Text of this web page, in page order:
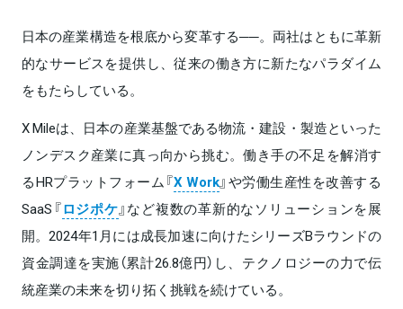
日本の産業構造を根底から変革する──。両社はともに革新
的なサービスを提供し、従来の働き方に新たなパラダイム
をもたらしている。
X Mileは、日本の産業基盤である物流・建設・製造といった
ノンデスク産業に真っ向から挑む。働き手の不足を解消す
るHRプラットフォーム『X Work』や労働生産性を改善する
SaaS『ロジポケ』など複数の革新的なソリューションを展
開。2024年1月には成長加速に向けたシリーズBラウンドの
資金調達を実施（累計26.8億円）し、テクノロジーの力で伝
統産業の未来を切り拓く挑戦を続けている。